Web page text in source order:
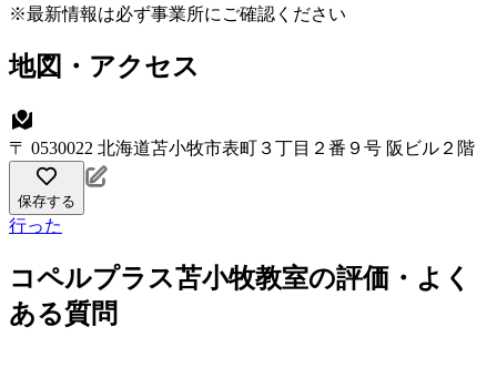
※最新情報は必ず事業所にご確認ください
地図・アクセス
〒 0530022 北海道苫小牧市表町３丁目２番９号 阪ビル２階
保存する
行った
コペルプラス苫小牧教室の評価・よく
ある質問